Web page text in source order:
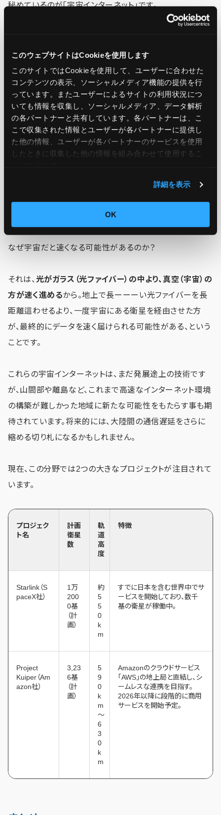
このウェブサイトはCookieを使用します
このサイトではCookieを使用して、ユーザーに合わせた
コンテンツの表示、ソーシャルメディア機能の提供を行
っています。またユーザーによるサイトの利用状況につ
いても情報を収集し、ソーシャルメディア、データ解析
の各パートナーと共有しています。各パートナーは、こ
こで収集された情報とユーザーが各パートナーに提供し
た他の情報、ユーザーが各パートナーのサービスを使用
したときに収集した他の情報を組み合わせて使用​​するこ
詳細を表示
OK
秘めているのが「宇宙インターネット」です。
Kuiper」に代表されるこの技術は、地球の周り数千～数万
基の人工衛星を飛ばしてそれらを連携、地球全体をカバー
する通信網を構築するぞ！！！という壮大な計画です。
なぜ宇宙だと速くなる可能性があるのか？
それは、 光がガラス（光ファイバー）の中より、真空（宇宙）の
方が速く進めるから。地上で長ーーーい光ファイバーを長
距離這わせるより、一度宇宙にある衛星を経由させた方
が、最終的にデータを速く届けられる可能性がある、という
ことです。
これらの宇宙インターネットは、まだ発展途上の技術です
が、山間部や離島など、これまで高速なインターネット環境
の構築が難しかった地域に新たな可能性をもたらす事も期
待されています。将来的には、大陸間の通信遅延をさらに
縮める切り札になるかもしれません。
現在、この分野では2つの大きなプロジェクトが注目されて
います。
プロジェク
ト名
計画
衛星
数
軌
道
高
度
特徴
Starlink（S
paceX社）
1万
200
0基
（計
画）
約
5
5
0
k
m
すでに日本を含む世界中でサ
ービスを開始しており、数千
基の衛星が稼働中。
Project
Kuiper（Am
azon社）
3,23
6基
（計
画）
5
9
0
k
m
〜
6
3
0
k
m
Amazonのクラウドサービス
「AWS」の地上局と直結し、シ
ームレスな連携を目指す。
2026年以降に段階的に商用
サービスを開始予定。